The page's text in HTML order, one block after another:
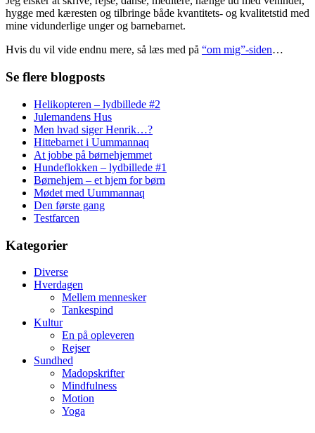
hygge med kæresten og tilbringe både kvantitets- og kvalitetstid med
mine vidunderlige unger og barnebarnet.
Hvis du vil vide endnu mere, så læs med på “om mig”-siden…
Se flere blogposts
Helikopteren – lydbillede #2
Julemandens Hus
Men hvad siger Henrik…?
Hittebarnet i Uummannaq
At jobbe på børnehjemmet
Hundeflokken – lydbillede #1
Børnehjem – et hjem for børn
Mødet med Uummannaq
Den første gang
Testfarcen
Kategorier
Diverse
Hverdagen
Mellem mennesker
Tankespind
Kultur
En på opleveren
Rejser
Sundhed
Madopskrifter
Mindfulness
Motion
Yoga